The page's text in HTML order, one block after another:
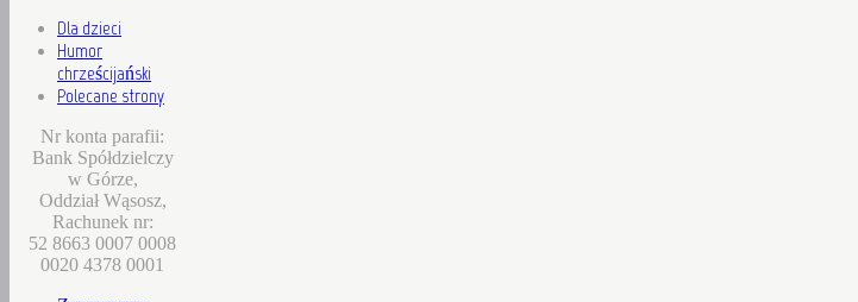
Dla dzieci
Humor
chrześcijański
Polecane strony
Nr konta parafii:
Bank Spółdzielczy
w Górze,
Oddział Wąsosz,
Rachunek nr:
52 8663 0007 0008
0020 4378 0001